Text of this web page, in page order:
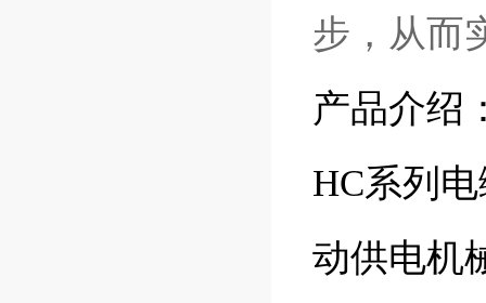
步，从而
产品介绍
HC系列
动供电机